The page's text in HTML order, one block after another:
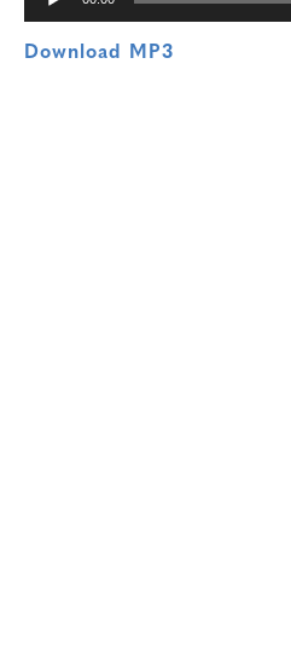
Download MP3